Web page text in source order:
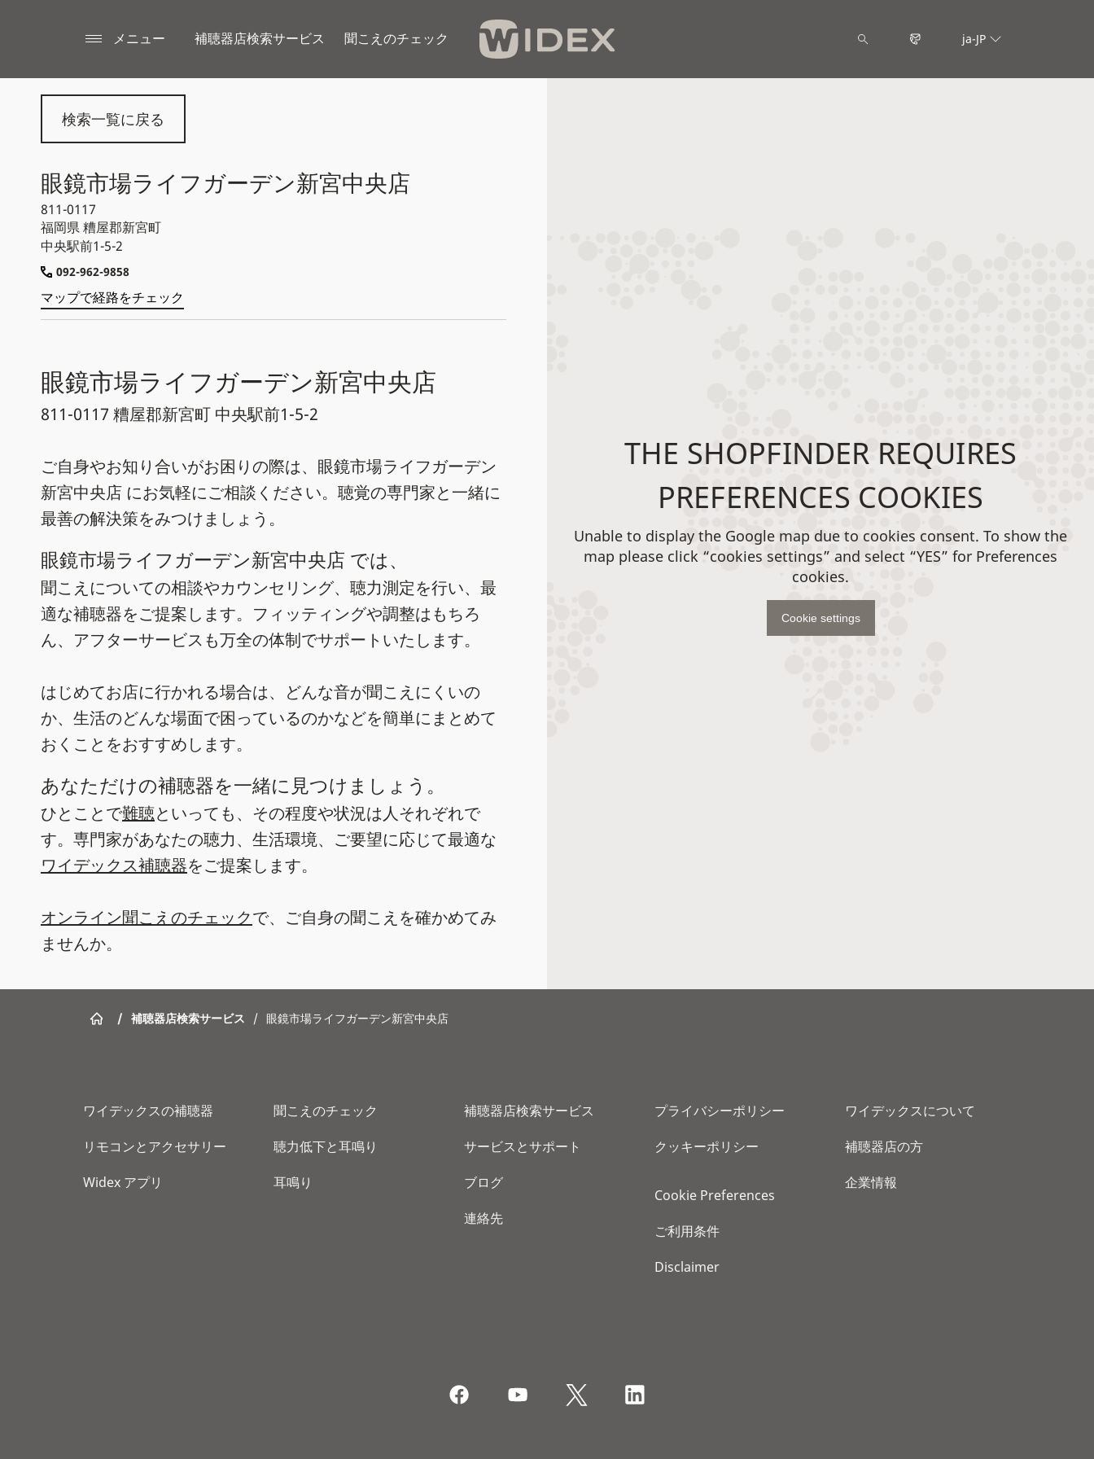
メニュー 補聴器店検索サービス 聞こえのチェック​ ja-JP
検索一覧に戻る
眼鏡市場ライフガーデン新宮中央店
811-0117
福岡県糟屋郡新宮町
中央駅前1-5-2
092-962-9858
マップで経路をチェック
眼鏡市場ライフガーデン新宮中央店
811-0117 糟屋郡新宮町 中央駅前1-5-2
ご自身やお知り合いがお困りの際は、眼鏡市場ライフガーデン
新宮中央店 にお気軽にご相談ください。聴覚の専門家と一緒に
最善の解決策をみつけましょう。
眼鏡市場ライフガーデン新宮中央店 では、
聞こえについての相談やカウンセリング、聴力測定を行い、最
適な補聴器をご提案します。フィッティングや調整はもちろ
ん、アフターサービスも万全の体制でサポートいたします。
はじめてお店に行かれる場合は、どんな音が聞こえにくいの
か、生活のどんな場面で困っているのかなどを簡単にまとめて
おくことをおすすめします。
あなただけの補聴器を一緒に見つけましょう。
ひとことで難聴といっても、その程度や状況は人それぞれで
す。専門家があなたの聴力、生活環境、ご要望に応じて最適な
ワイデックス補聴器をご提案します。
オンライン聞こえのチェックで、ご自身の聞こえを確かめてみ
ませんか。
THE SHOPFINDER REQUIRES
PREFERENCES COOKIES
Unable to display the Google map due to cookies consent. To show the
map please click “cookies settings” and select “YES” for Preferences
cookies.
Cookie settings
/ 補聴器店検索サービス / 眼鏡市場ライフガーデン新宮中央店
ワイデックスの補聴器
リモコンとアクセサリー
Widex アプリ
聞こえのチェック
聴力低下と耳鳴り
耳鳴り
補聴器店検索サービス
サービスとサポート
ブログ
連絡先
プライバシーポリシー
クッキーポリシー
Cookie Preferences
ご利用条件
Disclaimer
ワイデックスについて
補聴器店の方
企業情報